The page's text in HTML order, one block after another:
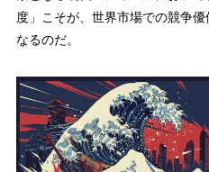
度」こそが、世界市場での競争
なるのだ。